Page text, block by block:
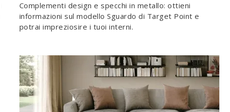
Complementi design e specchi in metallo: ottieni
informazioni sul modello Sguardo di Target Point e
potrai impreziosire i tuoi interni.